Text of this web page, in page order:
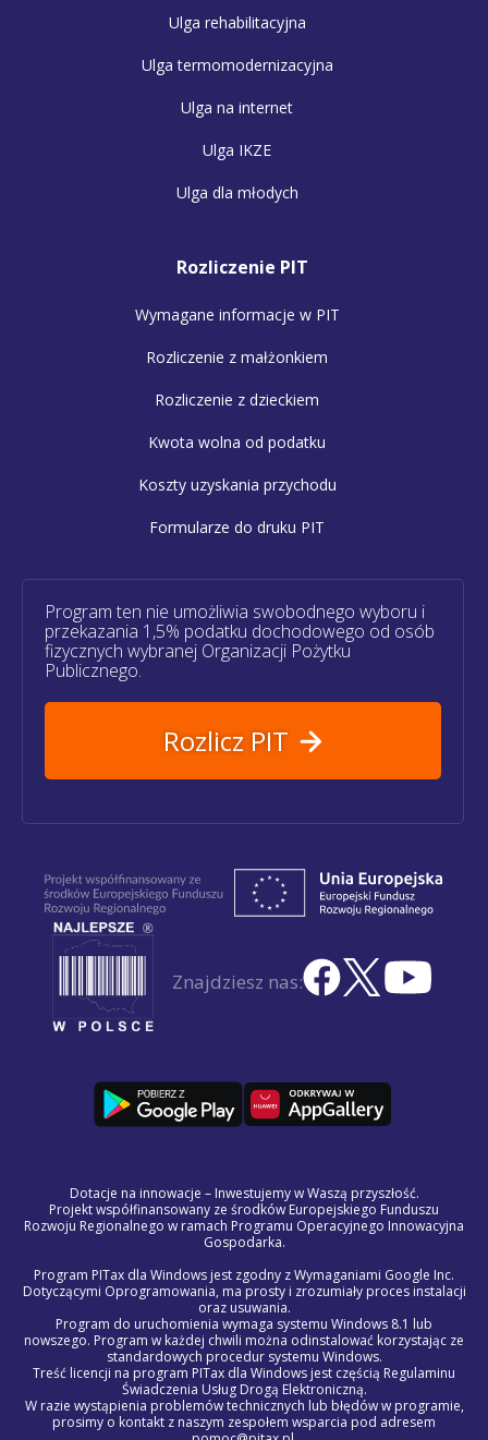
Ulga rehabilitacyjna
Ulga termomodernizacyjna
Ulga na internet
Ulga IKZE
Ulga dla młodych
Rozliczenie PIT
Wymagane informacje w PIT
Rozliczenie z małżonkiem
Rozliczenie z dzieckiem
Kwota wolna od podatku
Koszty uzyskania przychodu
Formularze do druku PIT
Program ten nie umożliwia swobodnego wyboru i
przekazania 1,5% podatku dochodowego od osób
fizycznych wybranej Organizacji Pożytku
Publicznego.
Rozlicz PIT
Znajdziesz nas:
Dotacje na innowacje – Inwestujemy w Waszą przyszłość.
Projekt współfinansowany ze środków Europejskiego Funduszu
Rozwoju Regionalnego w ramach Programu Operacyjnego Innowacyjna
Gospodarka.
Program PITax dla Windows jest zgodny z Wymaganiami Google Inc.
Dotyczącymi Oprogramowania, ma prosty i zrozumiały proces instalacji
oraz usuwania.
Program do uruchomienia wymaga systemu Windows 8.1 lub
nowszego. Program w każdej chwili można odinstalować korzystając ze
standardowych procedur systemu Windows.
Treść licencji na program PITax dla Windows jest częścią Regulaminu
Świadczenia Usług Drogą Elektroniczną.
W razie wystąpienia problemów technicznych lub błędów w programie,
prosimy o kontakt z naszym zespołem wsparcia pod adresem